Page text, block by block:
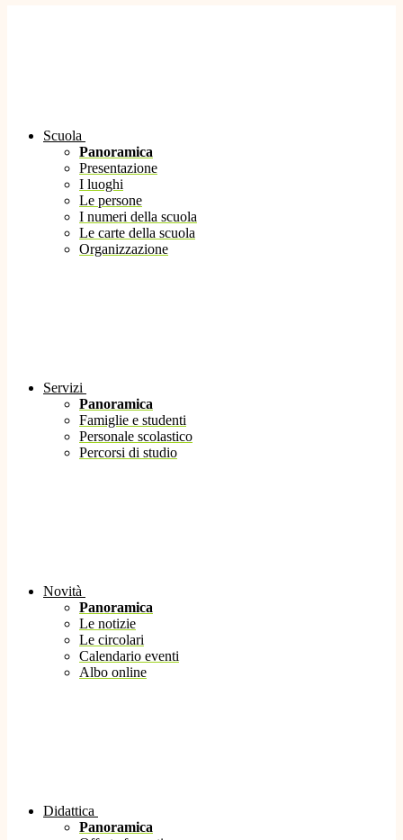
Scuola
Panoramica
Presentazione
I luoghi
Le persone
I numeri della scuola
Le carte della scuola
Organizzazione
Servizi
Panoramica
Famiglie e studenti
Personale scolastico
Percorsi di studio
Novità
Panoramica
Le notizie
Le circolari
Calendario eventi
Albo online
Didattica
Panoramica